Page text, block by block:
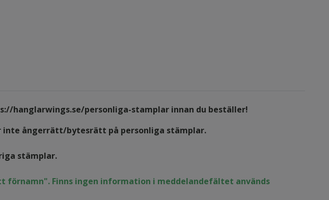
hanglarwings.se/personliga-stamplar innan du beställer!
ångerrätt/bytesrätt på personliga stämplar.
stämplar.
förnamn". Finns ingen information i meddelandefältet används